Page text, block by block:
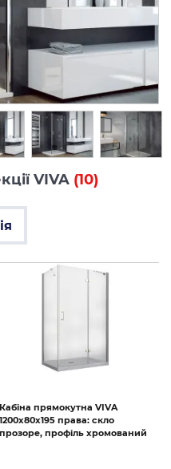
VIVA (10)
Кабіна прямокутна VIVA
1200x80x195 права: скло
прозоре, профіль хромований